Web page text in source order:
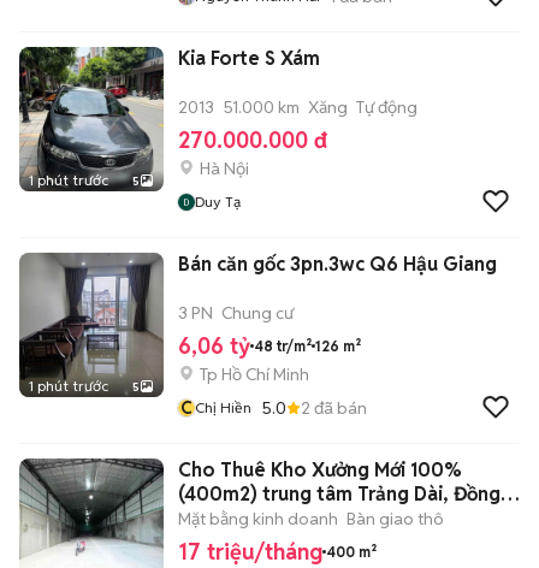
1 phút trước 5
Kia Forte S Xám
2013 51.000 km Xăng Tự động
270.000.000 đ
Hà Nội
Duy Tạ
1 phút trước 5
Bán căn gốc 3pn.3wc Q6 Hậu Giang
3 PN Chung cư
6,06 tỷ 48 tr/m² 126 m²
Tp Hồ Chí Minh
CChị Hiền 5.0 2 đã bán
Cho Thuê Kho Xưởng Mới 100%
(400m2) trung tâm Trảng Dài, Đồng
Nai
Mặt bằng kinh doanh Bàn giao thô
17 triệu/tháng 400 m²